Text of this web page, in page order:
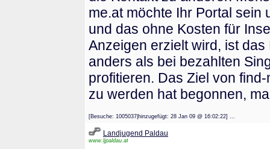
me.at möchte Ihr Portal sein
und das ohne Kosten für
Anzeigen erzielt wird, ist
anders als bei bezahlten
profitieren. Das Ziel von
zu werden hat begonnen,
[Besuche: 1005037|hinzugefügt: 28 Jan 09 @ 16:02:22] ...
Landjugend Paldau
www.ljpaldau.at